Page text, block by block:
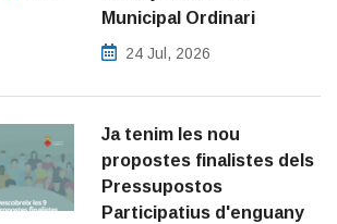
Municipal Ordinari
24 Jul, 2026
Ja tenim les nou
propostes finalistes dels
Pressupostos
Participatius d'enguany